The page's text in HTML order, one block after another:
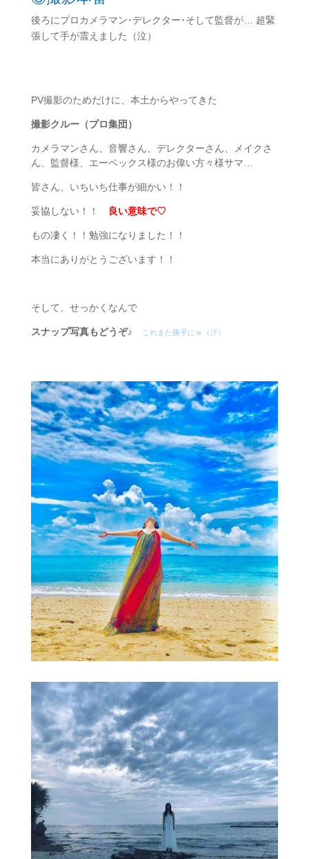
後ろにプロカメラマン･デレクター･そして監督が… 超緊
張して手が震えました（泣）
PV撮影のためだけに、本土からやってきた
撮影クルー（プロ集団）
カメラマンさん、音響さん、デレクターさん、メイクさ
ん、監督様、エーベックス様のお偉い方々様サマ…
皆さん、いちいち仕事が細かい！！
妥協しない！！ 良い意味で♡
もの凄く！！勉強になりました！！
本当にありがとうございます！！
そして、せっかくなんで
スナップ写真もどうぞ♪ これまた勝手にｗ（汗）